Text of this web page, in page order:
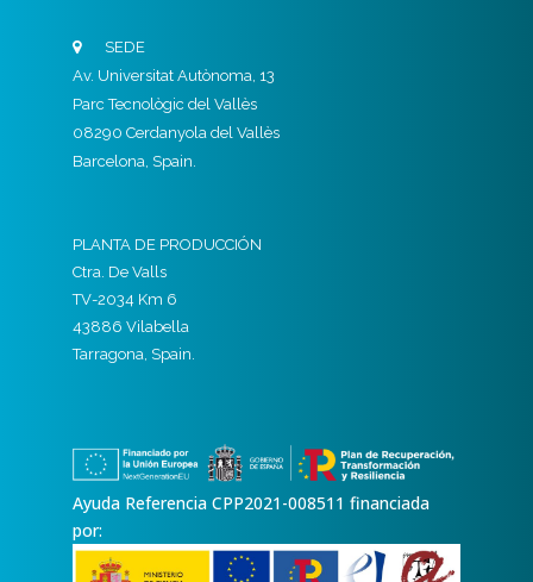
SEDE
Av. Universitat Autònoma, 13
Parc Tecnològic del Vallès
08290 Cerdanyola del Vallès
Barcelona, Spain.
PLANTA DE PRODUCCIÓN
Ctra. De Valls
TV-2034 Km 6
43886 Vilabella
Tarragona, Spain.
Ayuda Referencia CPP2021-008511 financiada
por: